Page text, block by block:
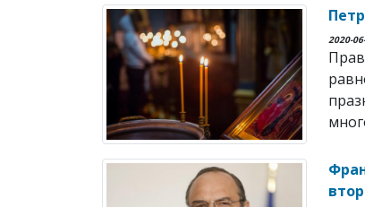
2020-